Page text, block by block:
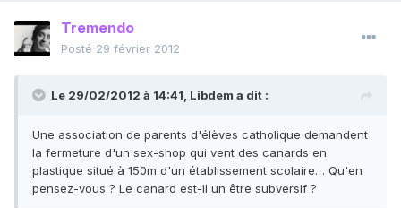
Tremendo
Posté 29 février 2012
Le 29/02/2012 à 14:41, Libdem a dit :
Une association de parents d'élèves catholique demandent
la fermeture d'un sex-shop qui vent des canards en
plastique situé à 150m d'un établissement scolaire… Qu'en
pensez-vous ? Le canard est-il un être subversif ?